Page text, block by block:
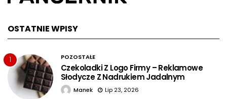
OSTATNIE WPISY
1 POZOSTAŁE
Czekoladki Z Logo Firmy – Reklamowe
Słodycze Z Nadrukiem Jadalnym
Manek Lip 23, 2026